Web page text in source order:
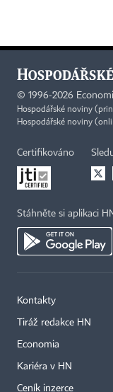
© 1996-2026
Hospodářské noviny
Hospodářské noviny
Certifikováno
Stáhněte si aplikaci
Kontakty
Tiráž redakce HN
Economia
Kariéra v HN
Ceník inzerce